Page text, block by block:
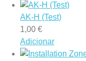
AK-H (Test)
1,00 €
Adicionar